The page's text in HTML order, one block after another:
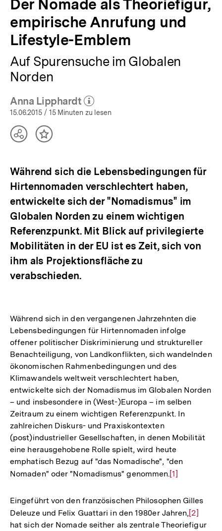
Der Nomade als Theoriefigur,
empirische Anrufung und
Lifestyle-Emblem
Auf Spurensuche im Globalen
Norden
Anna Lipphardt
(Mehr zum Autor)
öffnen
15.06.2015 / 15 Minuten zu lesen
TeilenInhalt
Während sich die Lebensbedingungen für
Hirtennomaden verschlechtert haben,
entwickelte sich der "Nomadismus" im
Globalen Norden zu einem wichtigen
Referenzpunkt. Mit Blick auf privilegierte
Mobilitäten in der EU ist es Zeit, sich von
ihm als Projektionsfläche zu
verabschieden.
Während sich in den vergangenen Jahrzehnten die
Lebensbedingungen für Hirtennomaden infolge
offener politischer Diskriminierung und struktureller
Benachteiligung, von Landkonflikten, sich wandelnden
ökonomischen Rahmenbedingungen und des
Klimawandels weltweit verschlechtert haben,
entwickelte sich der Nomadismus im Globalen Norden
– und insbesondere in (West-)Europa – im selben
Zeitraum zu einem wichtigen Referenzpunkt. In
zahlreichen Diskurs- und Praxiskontexten
(post)industrieller Gesellschaften, in denen Mobilität
eine herausgehobene Rolle spielt, wird heute
emphatisch Bezug auf "das Nomadische", "den
Nomaden" oder "Nomadismus" genommen.Zur
der
Fußnote
[1]
Eingeführt von den französischen Philosophen Gilles
Deleuze und Felix Guattari in den 1980er Jahren,Zur
[2]
hat sich der Nomade seither als zentrale Theoriefigur